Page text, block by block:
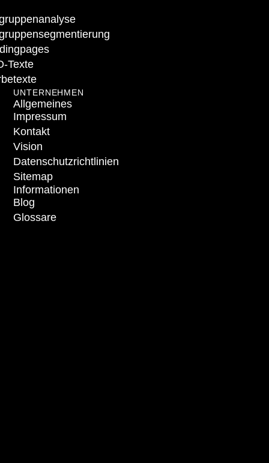
Texte
UNTERNEHMEN
Allgemeines
Impressum
Kontakt
Vision
Datenschutzrichtlinien
Sitemap
Informationen
Blog
Glossare